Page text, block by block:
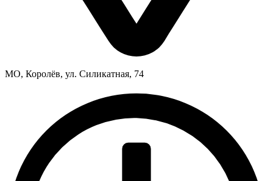
МО, Королёв, ул. Силикатная, 74